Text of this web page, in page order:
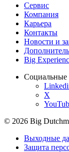
Сервис
Компания
Карьера
Контакты
Новости и
Big
Социальные
X
© 2026 Big
Выходные
Защита